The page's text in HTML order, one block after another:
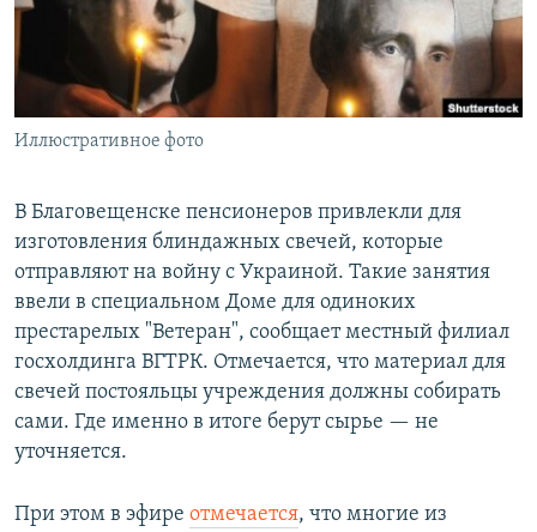
СОЦИАЛЬНЫЕ СЕТИ
Все сайты РСЕ/РС
Иллюстративное фото
В Благовещенске пенсионеров привлекли для
изготовления блиндажных свечей, которые
отправляют на войну с Украиной. Такие занятия
ввели в специальном Доме для одиноких
престарелых "Ветеран", сообщает местный филиал
госхолдинга ВГТРК. Отмечается, что материал для
свечей постояльцы учреждения должны собирать
сами. Где именно в итоге берут сырье — не
уточняется.
При этом в эфире отмечается, что многие из